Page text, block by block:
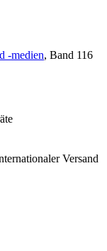
-medien, Band 116
Versand